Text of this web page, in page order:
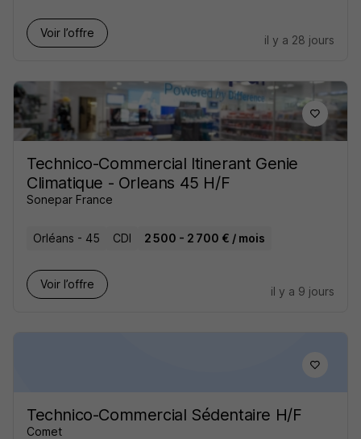
Voir l’offre
il y a 28 jours
Technico-Commercial Itinerant Genie
Climatique - Orleans 45 H/F
Sonepar France
Orléans - 45 CDI 2 500 - 2 700 € / mois
Voir l’offre
il y a 9 jours
Technico-Commercial Sédentaire H/F
Comet